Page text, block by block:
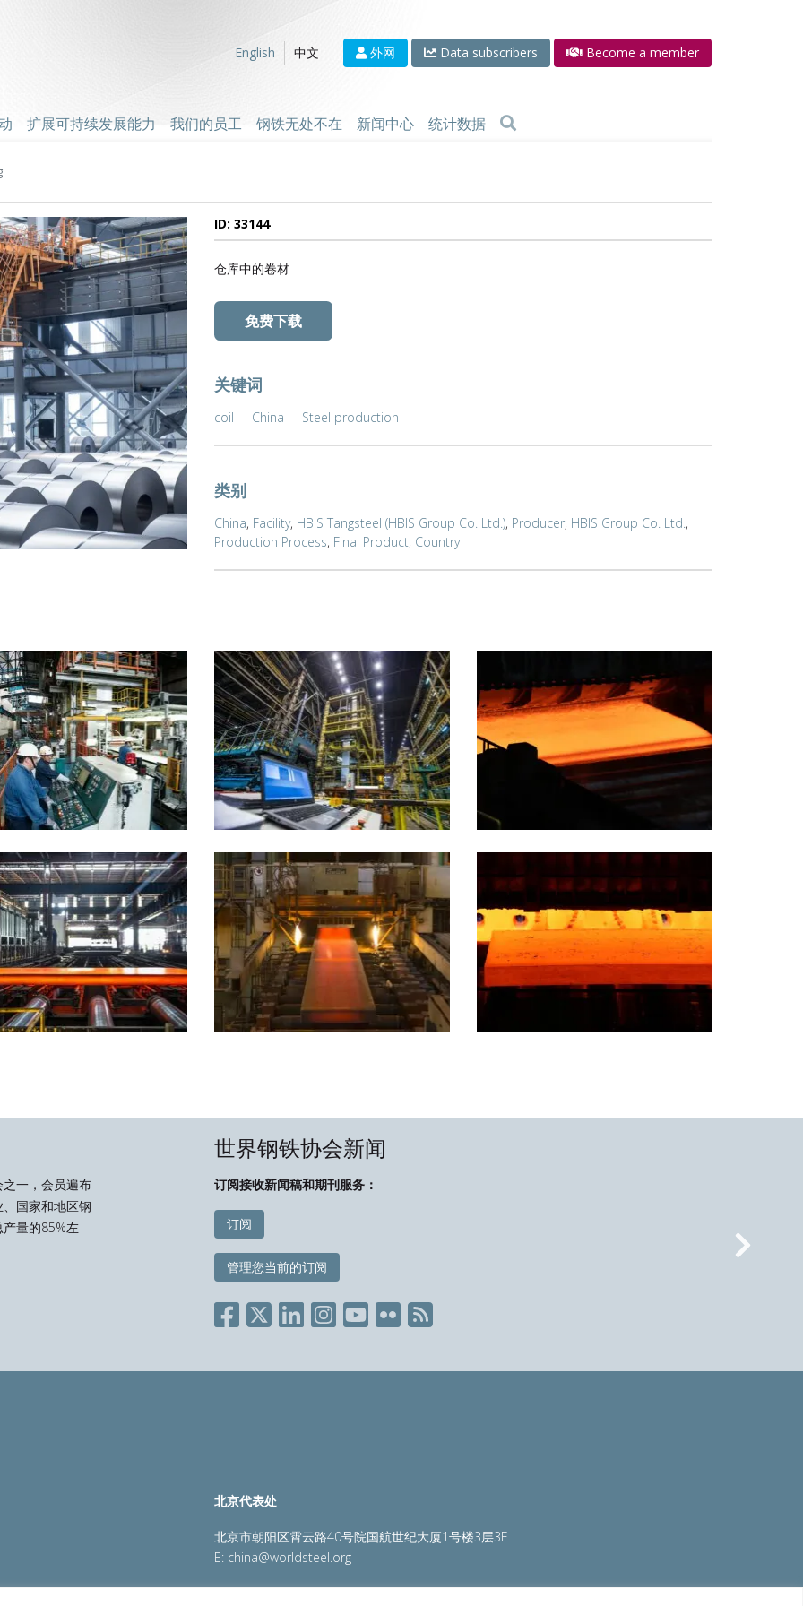
English 中文 外网 Data subscribers Become a member
扩展可持续发展能力 我们的员工 钢铁无处不在 新闻中心 统计数据
ID: 33144
仓库中的卷材
免费下载
关键词
coil China Steel production
类别
China, Facility, HBIS Tangsteel (HBIS Group Co. Ltd.), Producer, HBIS Group Co. Ltd.,
Production Process, Final Product, Country
一，会员遍布
国家和地区钢
量的85%左
世界钢铁协会新闻
订阅接收新闻稿和期刊服务：
订阅
管理您当前的订阅 Next
北京代表处
北京市朝阳区霄云路40号院国航世纪大厦1号楼3层3F
E: china@worldsteel.org